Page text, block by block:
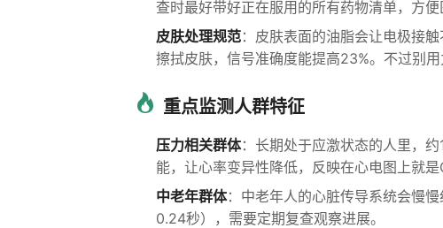
查时最好带好正在服用的所有药物清单，方便
皮肤处理规范：皮肤表面的油脂会让电极接
擦拭皮肤，信号准确度能提高23%。不过别
重点监测人群特征
压力相关群体：长期处于应激状态的人里，
能，让心率变异性降低，反映在心电图上就是
中老年群体：中老年人的心脏传导系统会慢
0.24秒），需要定期复查观察进展。